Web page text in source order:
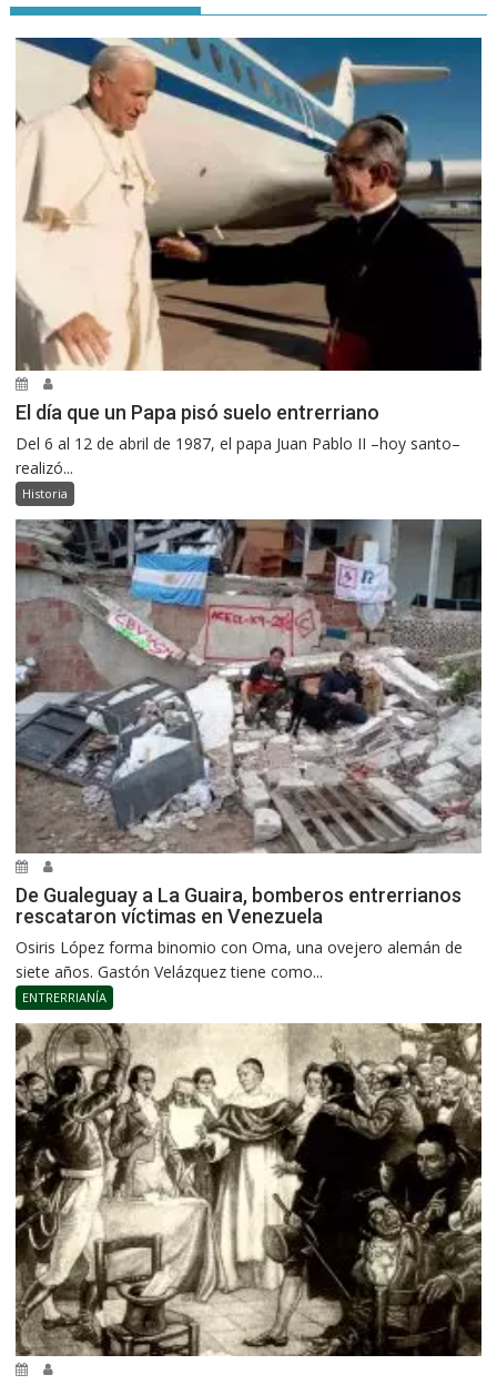
El día que un Papa pisó suelo entrerriano
Del 6 al 12 de abril de 1987, el papa Juan Pablo II –hoy santo–
realizó...
Historia
De Gualeguay a La Guaira, bomberos entrerrianos
rescataron víctimas en Venezuela
Osiris López forma binomio con Oma, una ovejero alemán de
siete años. Gastón Velázquez tiene como...
ENTRERRIANÍA